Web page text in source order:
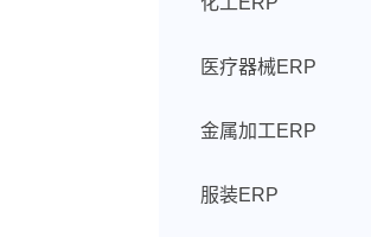
医疗器械ERP
金属加工ERP
服装ERP